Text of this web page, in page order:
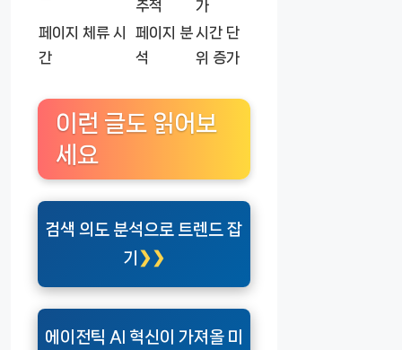
추적
가
페이지 체류 시
간
페이지 분
석
시간 단
위 증가
이런 글도 읽어보
세요
검색 의도 분석으로 트렌드 잡
기
에이전틱 AI 혁신이 가져올 미